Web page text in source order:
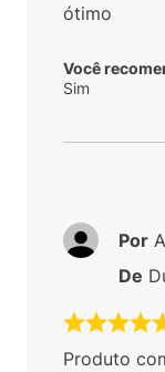
ótimo
Você
Sim
Produto
Por
De